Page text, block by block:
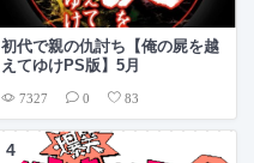
初代で親の仇討ち【俺の屍を越
えてゆけPS版】5月
7327 0 83